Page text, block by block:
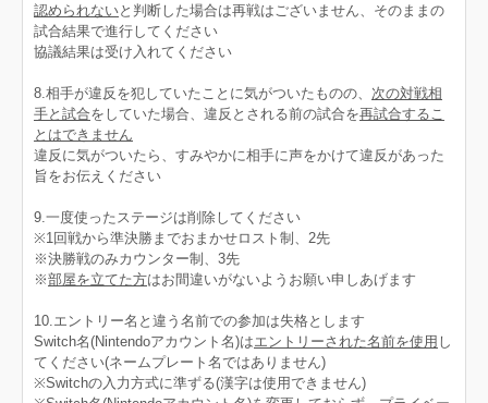
認められないと判断した場合は再戦はございません、そのままの
試合結果で進行してください
協議結果は受け入れてください
8.相手が違反を犯していたことに気がついたものの、 次の対戦相
手と試合をしていた場合、違反とされる前の試合を再試合するこ
とはできません
違反に気がついたら、すみやかに相手に声をかけて違反があった
旨をお伝えください
9.一度使ったステージは削除してください
※1回戦から準決勝までおまかせロスト制、2先
※決勝戦のみカウンター制、3先
※部屋を立てた方はお間違いがないようお願い申しあげます
10.エントリー名と違う名前での参加は失格とします
Switch名(Nintendoアカウント名)はエントリーされた名前を使用 し
てください(ネームプレート名ではありません)
※Switchの入力方式に準ずる(漢字は使用できません)